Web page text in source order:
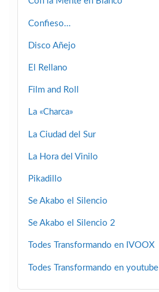
Confieso…
Disco Añejo
El Rellano
Film and Roll
La «Charca»
La Ciudad del Sur
La Hora del Vinilo
Pikadillo
Se Akabo el Silencio
Se Akabo el Silencio 2
Todes Transformando en IVOOX
Todes Transformando en youtube